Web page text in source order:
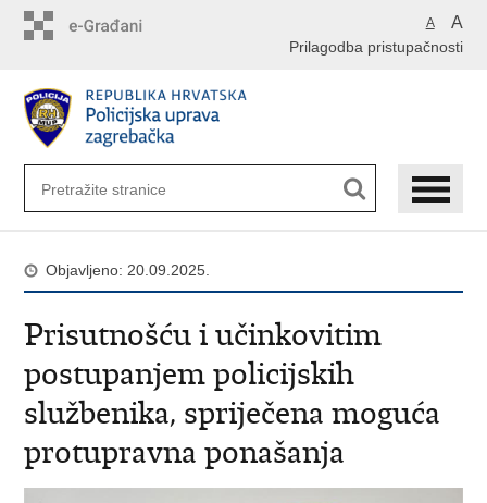
A A
Prilagodba pristupačnosti
Objavljeno: 20.09.2025.
Prisutnošću i učinkovitim
postupanjem policijskih
službenika, spriječena moguća
protupravna ponašanja